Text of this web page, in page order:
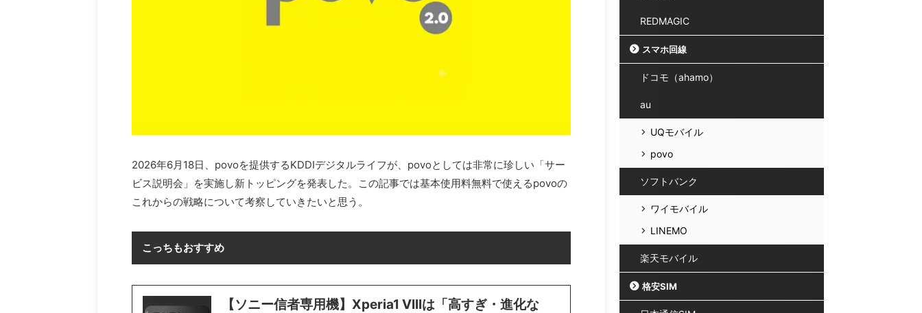
2026年6月18日、povoを提供するKDDIデジタルライフが、povoとしては非常に珍しい「サー
ビス説明会」を実施し新トッピングを発表した。この記事では基本使用料無料で使えるpovoの
これからの戦略について考察していきたいと思う。
こっちもおすすめ
【ソニー信者専用機】Xperia1 VIIIは「高すぎ・進化な
REDMAGIC
スマホ回線
ドコモ（ahamo）
au
UQモバイル
povo
ソフトバンク
ワイモバイル
LINEMO
楽天モバイル
格安SIM